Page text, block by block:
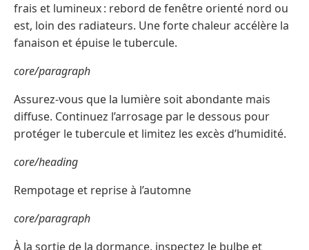
frais et lumineux : rebord de fenêtre orienté nord ou
est, loin des radiateurs. Une forte chaleur accélère la
fanaison et épuise le tubercule.
core/paragraph
Assurez-vous que la lumière soit abondante mais
diffuse. Continuez l’arrosage par le dessous pour
protéger le tubercule et limitez les excès d’humidité.
core/heading
Rempotage et reprise à l’automne
core/paragraph
À la sortie de la dormance, inspectez le bulbe et